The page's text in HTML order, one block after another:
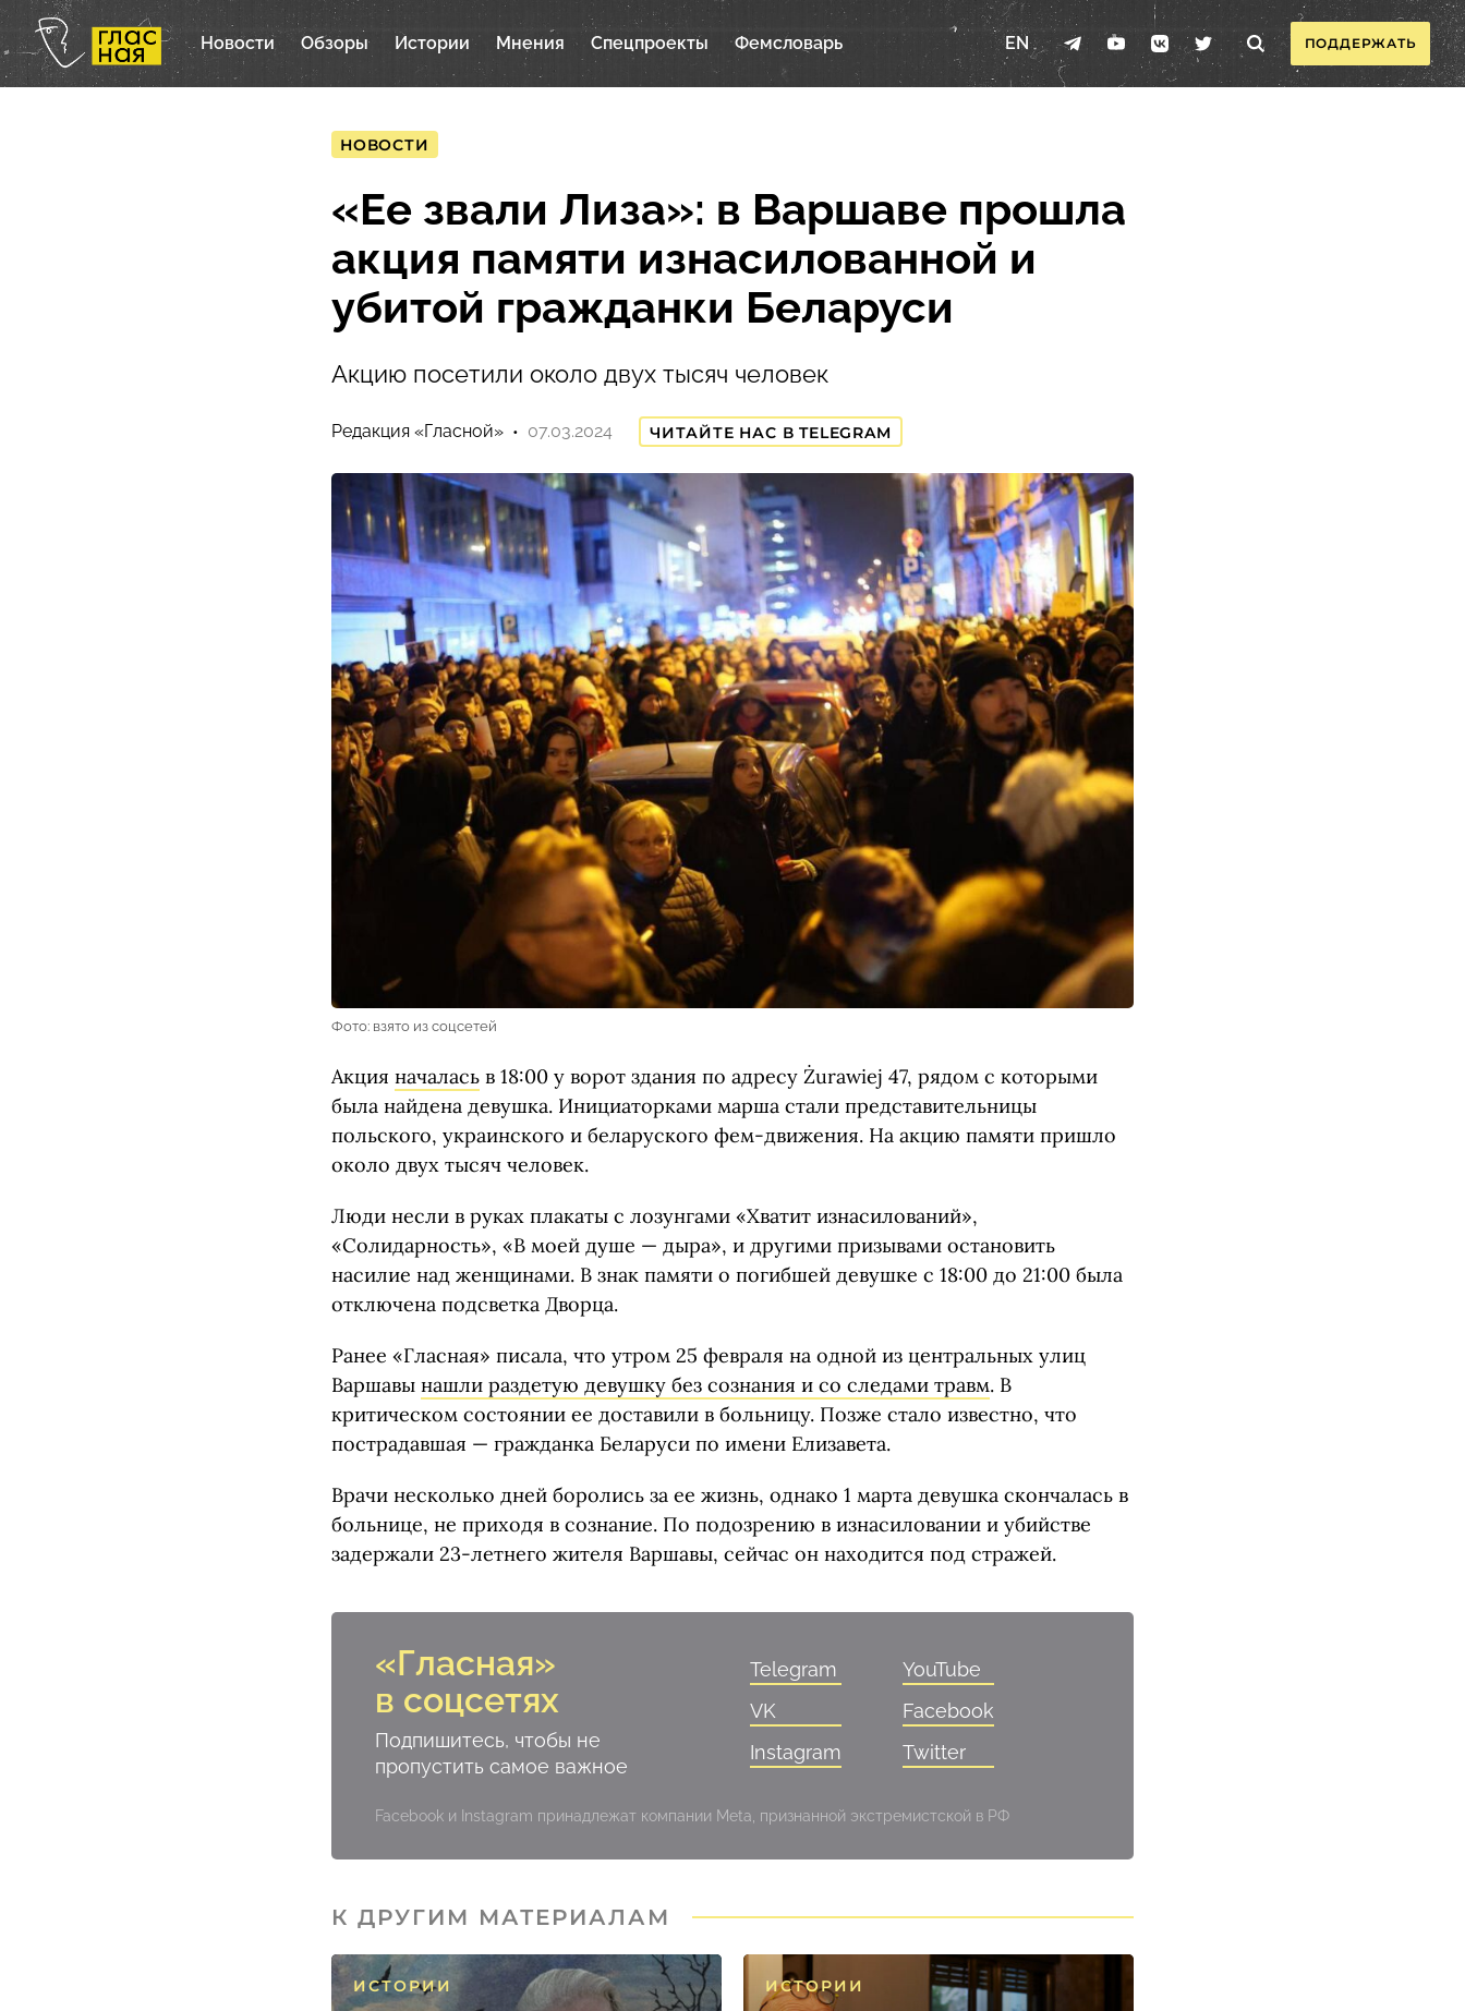
Новости Обзоры Истории Мнения Спецпроекты Фемсловарь EN ПОДДЕРЖАТЬ
НОВОСТИ
«Ее звали Лиза»: в Варшаве прошла
акция памяти изнасилованной и
убитой гражданки Беларуси
Акцию посетили около двух тысяч человек
Редакция «Гласной» 07.03.2024 ЧИТАЙТЕ НАС В TELEGRAM
Фото: взято из соцсетей
Акция началась в 18:00 у ворот здания по адресу Żurawiej 47, рядом с которыми
была найдена девушка. Инициаторками марша стали представительницы
польского, украинского и беларуского фем-движения. На акцию памяти пришло
около двух тысяч человек.
Люди несли в руках плакаты с лозунгами «Хватит изнасилований»,
«Солидарность», «В моей душе — дыра», и другими призывами остановить
насилие над женщинами. В знак памяти о погибшей девушке с 18:00 до 21:00 была
отключена подсветка Дворца.
Ранее «Гласная» писала, что утром 25 февраля на одной из центральных улиц
Варшавы нашли раздетую девушку без сознания и со следами травм. В
критическом состоянии ее доставили в больницу. Позже стало известно, что
пострадавшая — гражданка Беларуси по имени Елизавета.
Врачи несколько дней боролись за ее жизнь, однако 1 марта девушка скончалась в
больнице, не приходя в сознание. По подозрению в изнасиловании и убийстве
задержали 23-летнего жителя Варшавы, сейчас он находится под стражей.
«Гласная»
в соцсетях
Подпишитесь, чтобы не
пропустить самое важное
Telegram
YouTube
VK
Facebook
Instagram
Twitter
Facebook и Instagram принадлежат компании Meta, признанной экстремистской в РФ
К ДРУГИМ МАТЕРИАЛАМ
ИСТОРИИ ИСТОРИИ